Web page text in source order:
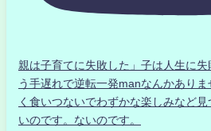
親は子育てに失敗した」子は人生に
う手遅れで逆転一発manなんかあり
く食いつないでわずかな楽しみなど
いのです。ないのです。